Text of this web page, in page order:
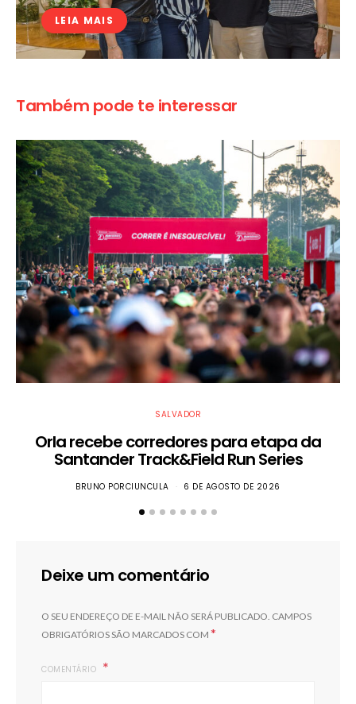
LEIA MAIS
Também pode te interessar
SALVADOR
Orla recebe corredores para etapa da
Santander Track&Field Run Series
BRUNO PORCIUNCULA 6 DE AGOSTO DE 2026
Deixe um comentário
O SEU ENDEREÇO DE E-MAIL NÃO SERÁ PUBLICADO. CAMPOS
OBRIGATÓRIOS SÃO MARCADOS COM *
COMENTÁRIO